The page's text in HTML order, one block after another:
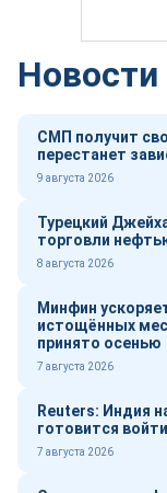
Новости
СМП получит
перестанет
9 августа 2026
Турецкий
торговли
8 августа 2026
Минфин
истощённых
принято осенью
7 августа 2026
Reuters: Индия
готовится
7 августа 2026